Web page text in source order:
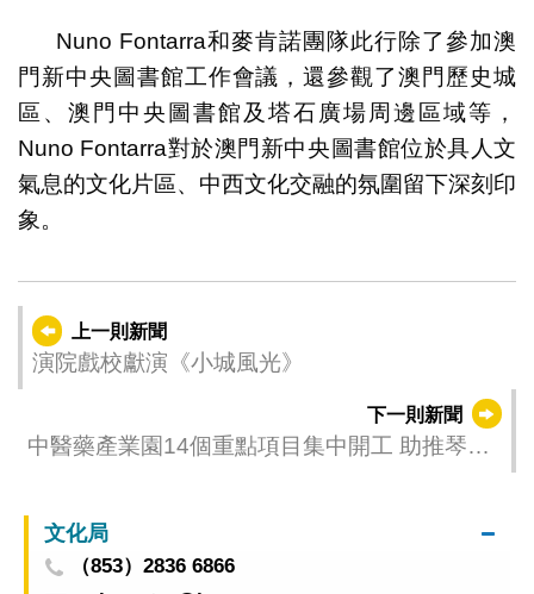
Nuno Fontarra和麥肯諾團隊此行除了參加澳
門新中央圖書館工作會議，還參觀了澳門歷史城
區、澳門中央圖書館及塔石廣場周邊區域等，
Nuno Fontarra對於澳門新中央圖書館位於具人文
氣息的文化片區、中西文化交融的氛圍留下深刻印
象。
上一則新聞
演院戲校獻演《小城風光》
下一則新聞
中醫藥產業園14個重點項目集中開工 助推琴澳
文化局
（853）2836 6866